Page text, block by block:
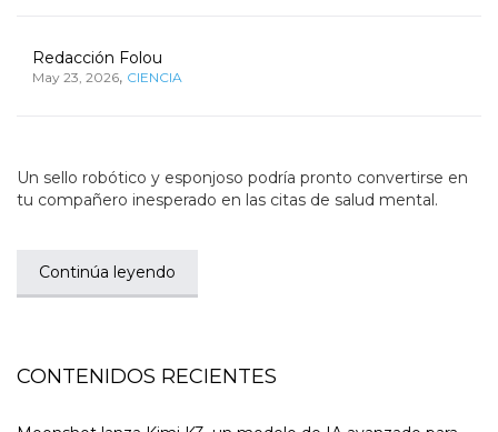
Redacción Folou
May 23, 2026, CIENCIA
Un sello robótico y esponjoso podría pronto convertirse en
tu compañero inesperado en las citas de salud mental.
Continúa leyendo
CONTENIDOS RECIENTES